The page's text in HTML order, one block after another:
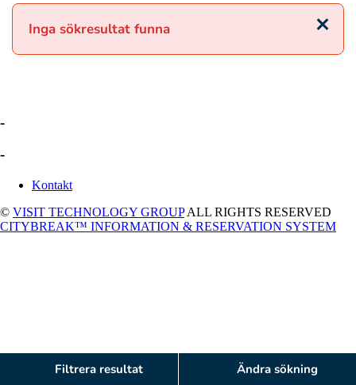
Stäng
Inga sökresultat funna
Filtrera resultat Ändra sökning
-
-
Kontakt
© VISIT TECHNOLOGY GROUPALL RIGHTS RESERVED
CITYBREAK™ INFORMATION & RESERVATION SYSTEM